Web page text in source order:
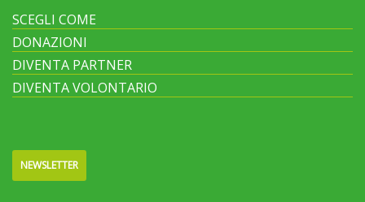
SCEGLI COME
DONAZIONI
DIVENTA PARTNER
DIVENTA VOLONTARIO
NEWSLETTER